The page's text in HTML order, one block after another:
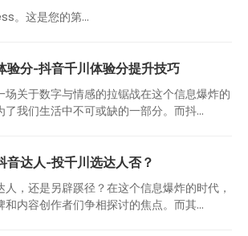
。这是您的第…
验分-抖音千川体验分提升技巧
场关于数字与情感的拉锯战在这个信息爆炸的
了我们生活中不可或缺的一部分。而抖...
音达人-投千川选达人否？
，还是另辟蹊径？在这个信息爆炸的时代，
内容创作者们争相探讨的焦点。而其...